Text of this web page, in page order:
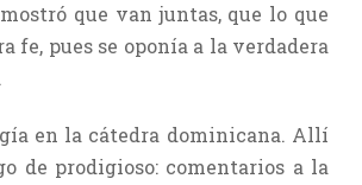
que van juntas, que lo que
fe, pues se oponía a la verdadera
en la cátedra dominicana. Allí
de prodigioso: comentarios a la